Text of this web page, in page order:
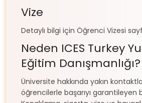
Vize
Detaylı bilgi için Öğrenci Vizesi
Neden ICES Turkey
Eğitim Danışmanlığı?
Üniversite hakkında yakın
öğrencilerle başarıyı garantileyen